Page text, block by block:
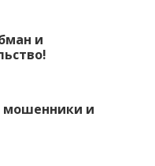
и
мошенники и